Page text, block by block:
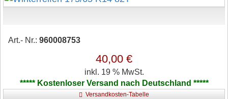
Art.- Nr.: 960008753
40,00 €
inkl. 19 % MwSt.
***** Kostenloser Versand nach Deutschland *****
Versandkosten-Tabelle